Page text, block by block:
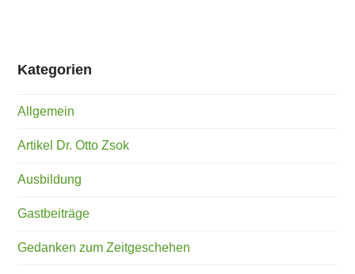
Kategorien
Allgemein
Artikel Dr. Otto Zsok
Ausbildung
Gastbeiträge
Gedanken zum Zeitgeschehen